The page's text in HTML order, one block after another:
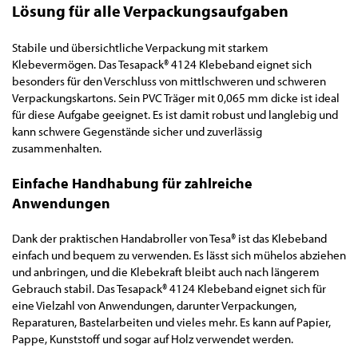
Lösung für alle Verpackungsaufgaben
Stabile und übersichtliche Verpackung mit starkem
Klebevermögen. Das Tesapack® 4124 Klebeband eignet sich
besonders für den Verschluss von mittlschweren und schweren
Verpackungskartons. Sein PVC Träger mit 0,065 mm dicke ist ideal
für diese Aufgabe geeignet. Es ist damit robust und langlebig und
kann schwere Gegenstände sicher und zuverlässig
zusammenhalten.
Einfache Handhabung für zahlreiche
Anwendungen
Dank der praktischen Handabroller von Tesa® ist das Klebeband
einfach und bequem zu verwenden. Es lässt sich mühelos abziehen
und anbringen, und die Klebekraft bleibt auch nach längerem
Gebrauch stabil. Das Tesapack® 4124 Klebeband eignet sich für
eine Vielzahl von Anwendungen, darunter Verpackungen,
Reparaturen, Bastelarbeiten und vieles mehr. Es kann auf Papier,
Pappe, Kunststoff und sogar auf Holz verwendet werden.